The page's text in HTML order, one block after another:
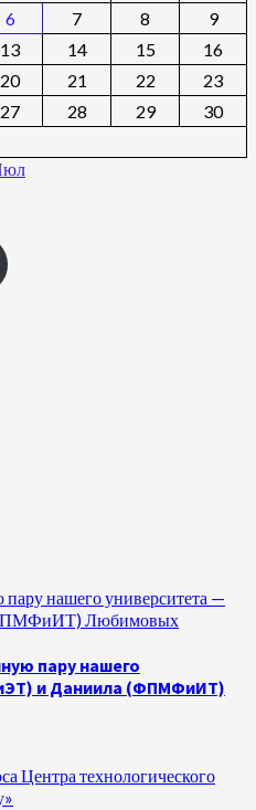
6 7 8
9
13 14 15
16
20 21 22
23
27 28 29
30
нашего университета —
Любимовых
пару нашего
и Даниила (ФПМФиИТ)
Центра технологического